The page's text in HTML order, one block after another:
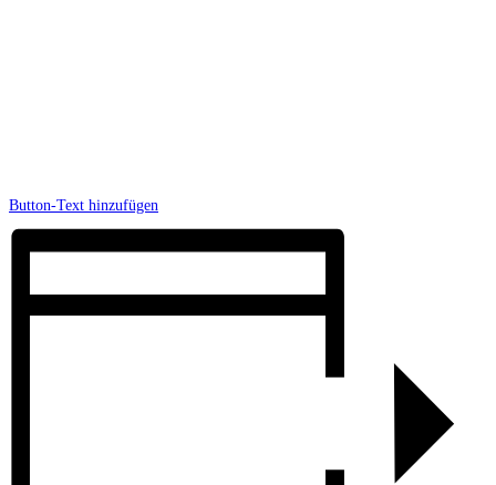
Button-Text hinzufügen